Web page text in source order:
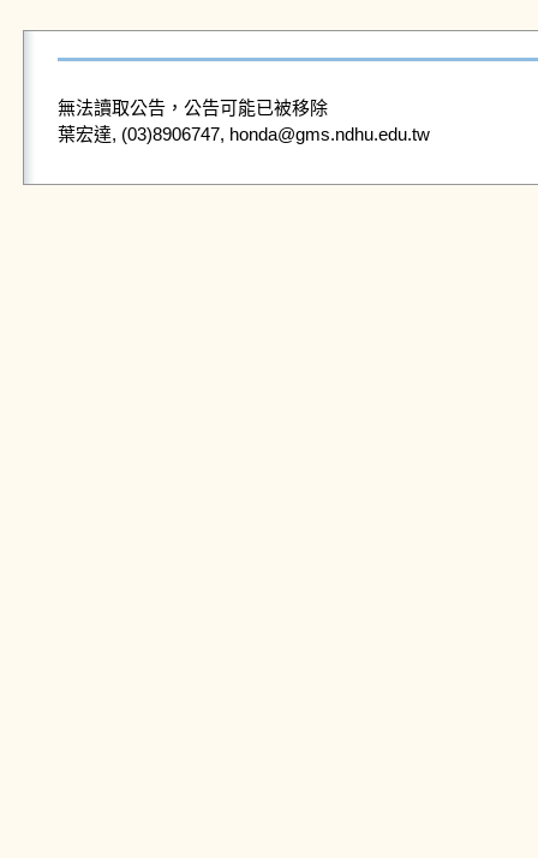
無法讀取公告，公告可能已被移除
葉宏達, (03)8906747, honda@gms.ndhu.edu.tw